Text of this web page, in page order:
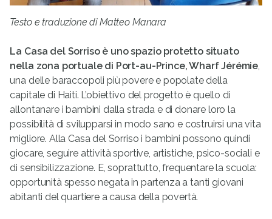
Testo e traduzione di Matteo Manara
La Casa del Sorriso è uno spazio protetto situato
nella zona portuale di Port-au-Prince, Wharf Jérémie,
una delle baraccopoli più povere e popolate della
capitale di Haiti. L’obiettivo del progetto è quello di
allontanare i bambini dalla strada e di donare loro la
possibilità di svilupparsi in modo sano e costruirsi una vita
migliore. Alla Casa del Sorriso i bambini possono quindi
giocare, seguire attività sportive, artistiche, psico-sociali e
di sensibilizzazione. E, soprattutto, frequentare la scuola:
opportunità spesso negata in partenza a tanti giovani
abitanti del quartiere a causa della povertà.